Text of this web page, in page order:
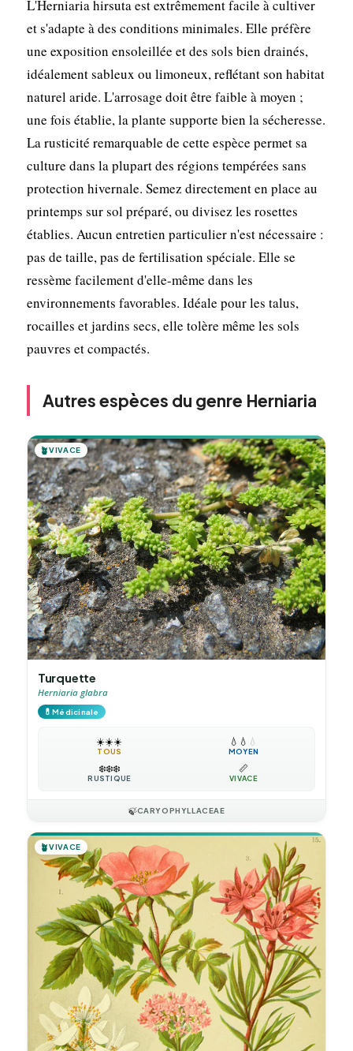
L'Herniaria hirsuta est extrêmement facile à cultiver
et s'adapte à des conditions minimales. Elle préfère
une exposition ensoleillée et des sols bien drainés,
idéalement sableux ou limoneux, reflétant son habitat
naturel aride. L'arrosage doit être faible à moyen ;
une fois établie, la plante supporte bien la sécheresse.
La rusticité remarquable de cette espèce permet sa
culture dans la plupart des régions tempérées sans
protection hivernale. Semez directement en place au
printemps sur sol préparé, ou divisez les rosettes
établies. Aucun entretien particulier n'est nécessaire :
pas de taille, pas de fertilisation spéciale. Elle se
ressème facilement d'elle-même dans les
environnements favorables. Idéale pour les talus,
rocailles et jardins secs, elle tolère même les sols
pauvres et compactés.
Autres espèces du genre Herniaria
🪴VIVACE
Turquette
Herniaria glabra
💊Médicinale
☀️☀️☀️
TOUS
💧 💧 💧
MOYEN
❄️❄️❄️
RUSTIQUE
📏
VIVACE
🍃CARYOPHYLLACEAE
🪴VIVACE